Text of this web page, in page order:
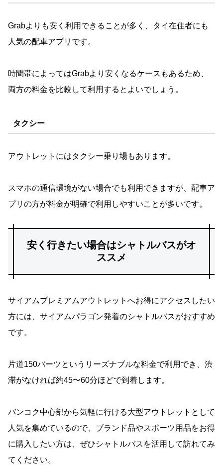
Grabよりも安く利用できることが多く、タイ在住者にも
人気の配車アプリです。
時間帯によってはGrabより安くなるケースもあるため、
両方の料金を比較して利用するとよいでしょう。
タクシー
アウトレットにはタクシー乗り場もあります。
スマホの通信環境がない場合でも利用できますが、配車ア
プリの方が料金が明確で利用しやすいことが多いです。
安く行きたい場合はシャトルバスがオ
ススメ
サイアムプレミアムアウトレットへお得にアクセスしたい
方には、サイアムパラゴン発着のシャトルバスがおすすめ
です。
片道150バーツというリーズナブルな料金で利用でき、渋
滞がなければ約45〜60分ほどで到着します。
バンコク中心部から気軽に行ける大型アウトレットとして
人気を集めているので、ブランド品やスポーツ用品をお得
に購入したい方は、ぜひシャトルバスを活用して訪れてみ
てください。